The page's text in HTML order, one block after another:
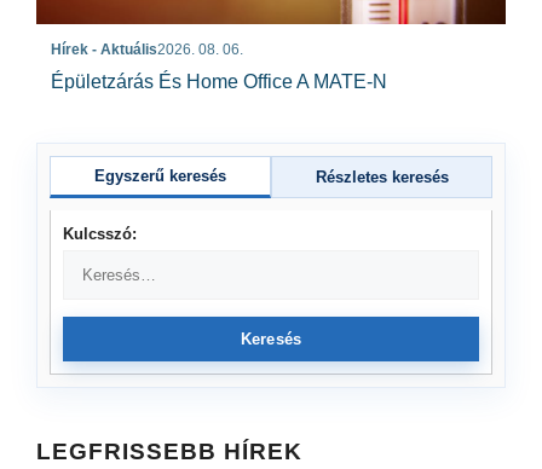
Hírek - Aktuális2026. 08. 06.
Épületzárás És Home Office A MATE-N
Egyszerű keresés Részletes keresés
Kulcsszó:
Keresés
LEGFRISSEBB HÍREK